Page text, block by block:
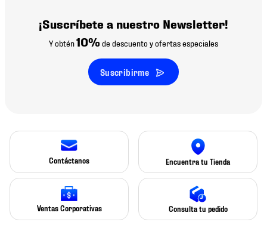
¡Suscríbete a nuestro Newsletter!
Y obtén10% de descuento y ofertas especiales
Suscribirme
Contáctanos Encuentra tu Tienda
Ventas Corporativas Consulta tu pedido